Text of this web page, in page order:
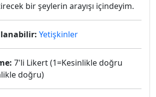
bir şeylerin arayışı içindeyim.
Yetişkinler
7'li Likert (1=Kesinlikle doğru
doğru)